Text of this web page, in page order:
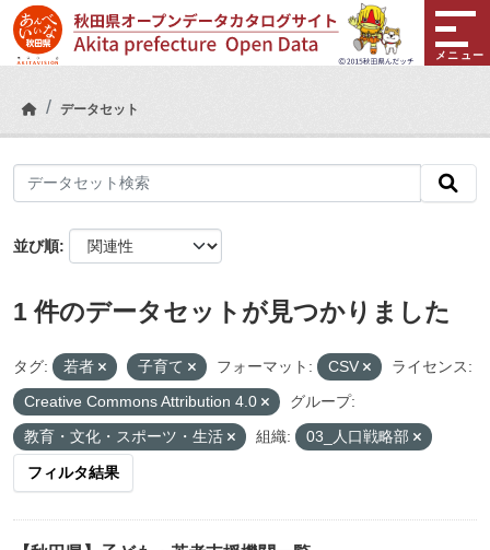
Skip to main content
メニュー
データセット
並び順
1 件のデータセットが見つかりました
タグ: 若者 子育て フォーマット: CSV
ライセンス:
Creative Commons Attribution 4.0
グループ:
教育・文化・スポーツ・生活
組織: 03_人口戦略部
フィルタ結果